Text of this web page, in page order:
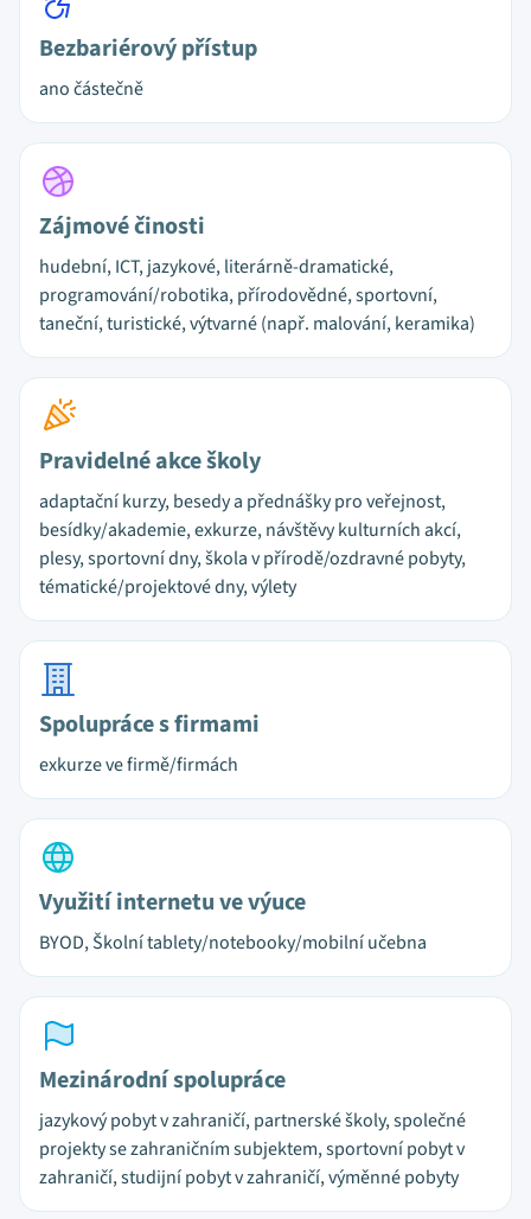
Bezbariérový přístup
ano částečně
Zájmové činosti
hudební, ICT, jazykové, literárně-dramatické,
programování/robotika, přírodovědné, sportovní,
taneční, turistické, výtvarné (např. malování, keramika)
Pravidelné akce školy
adaptační kurzy, besedy a přednášky pro veřejnost,
besídky/akademie, exkurze, návštěvy kulturních akcí,
plesy, sportovní dny, škola v přírodě/ozdravné pobyty,
tématické/projektové dny, výlety
Spolupráce s firmami
exkurze ve firmě/firmách
Využití internetu ve výuce
BYOD, Školní tablety/notebooky/mobilní učebna
Mezinárodní spolupráce
jazykový pobyt v zahraničí, partnerské školy, společné
projekty se zahraničním subjektem, sportovní pobyt v
zahraničí, studijní pobyt v zahraničí, výměnné pobyty